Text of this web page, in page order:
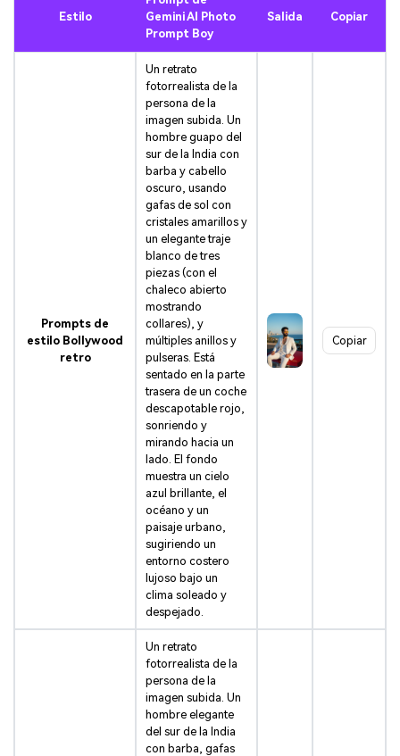
Estilo
Gemini AI Photo
Prompt Boy
Salida Copiar
Prompts de
estilo Bollywood
retro
Un retrato
fotorrealista de la
persona de la
imagen subida. Un
hombre guapo del
sur de la India con
barba y cabello
oscuro, usando
gafas de sol con
cristales amarillos y
un elegante traje
blanco de tres
piezas (con el
chaleco abierto
mostrando
collares), y
múltiples anillos y
pulseras. Está
sentado en la parte
trasera de un coche
descapotable rojo,
sonriendo y
mirando hacia un
lado. El fondo
muestra un cielo
azul brillante, el
océano y un
paisaje urbano,
sugiriendo un
entorno costero
lujoso bajo un
clima soleado y
despejado.
Copiar
Un retrato
fotorrealista de la
persona de la
imagen subida. Un
hombre elegante
del sur de la India
con barba, gafas